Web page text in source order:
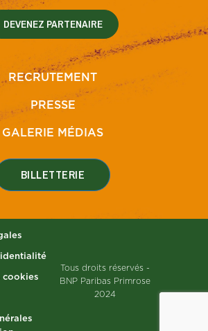
DEVENEZ PARTENAIRE
RECRUTEMENT
PRESSE
GALERIE MÉDIAS
BILLETTERIE
cookies
Tous droits réservés -
BNP Paribas Primrose
2024